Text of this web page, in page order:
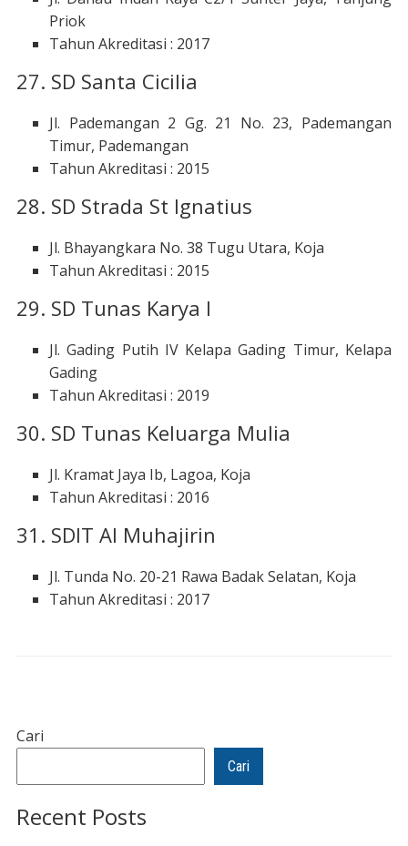
Cari
Cari
Recent Posts
Priok
Tahun Akreditasi : 2017
27. SD Santa Cicilia
Jl. Pademangan 2 Gg. 21 No. 23, Pademangan
Timur, Pademangan
Tahun Akreditasi : 2015
28. SD Strada St Ignatius
Jl. Bhayangkara No. 38 Tugu Utara, Koja
Tahun Akreditasi : 2015
29. SD Tunas Karya I
Jl. Gading Putih IV Kelapa Gading Timur, Kelapa
Gading
Tahun Akreditasi : 2019
30. SD Tunas Keluarga Mulia
Jl. Kramat Jaya Ib, Lagoa, Koja
Tahun Akreditasi : 2016
31. SDIT Al Muhajirin
Jl. Tunda No. 20-21 Rawa Badak Selatan, Koja
Tahun Akreditasi : 2017